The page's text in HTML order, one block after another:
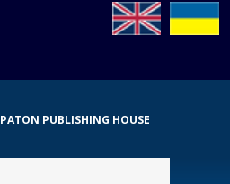
PATON PUBLISHING HOUSE